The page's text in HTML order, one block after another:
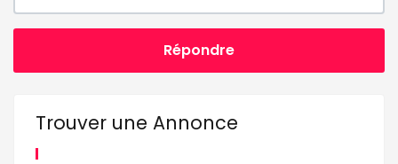
Répondre
Trouver une Annonce